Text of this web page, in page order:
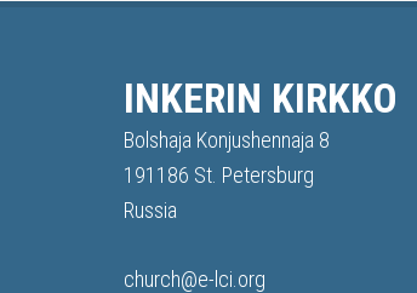
INKERIN KIRKKO
Bolshaja Konjushennaja 8
191186 St. Petersburg
Russia
church@e-lci.org